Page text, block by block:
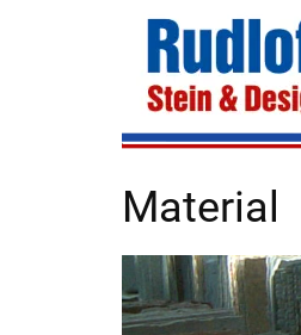
Material